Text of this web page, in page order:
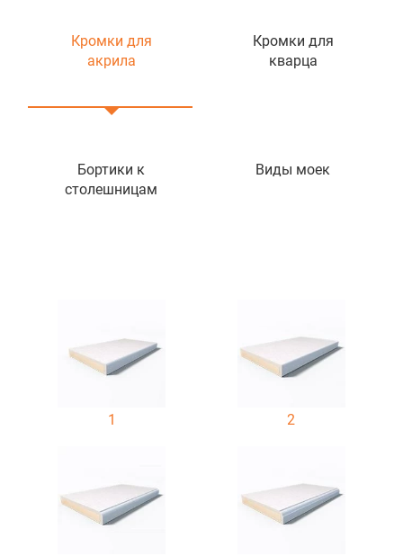
Кромки для
акрила
Кромки для
кварца
Бортики к
столешницам
Виды моек
1 2